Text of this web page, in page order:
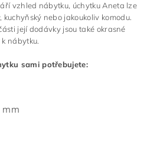
vzhled nábytku, úchytku Aneta lze
nebo jakoukoliv komodu.
její dodávky jsou také okrasné
nábytku.
sami potřebujete: